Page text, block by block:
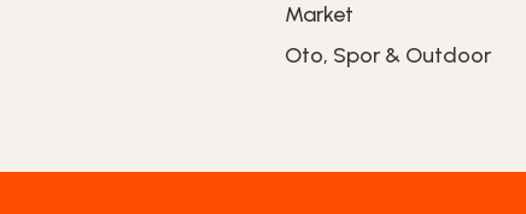
Market
Oto, Spor & Outdoor